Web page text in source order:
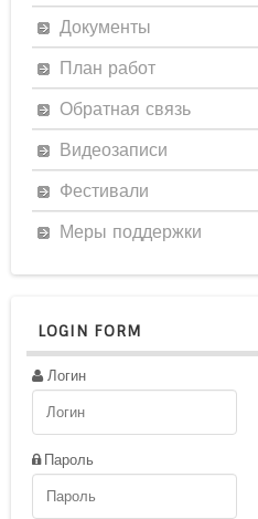
Документы
План работ
Обратная связь
Видеозаписи
Фестивали
Меры поддержки
LOGIN FORM
Логин
Пароль